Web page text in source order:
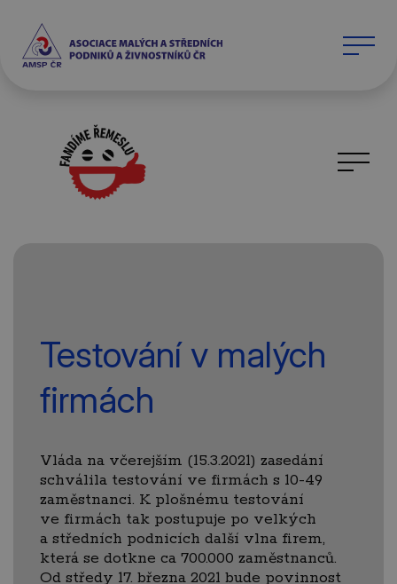
Testování v malých
firmách
Vláda na včerejším (15.3.2021) zasedání
schválila testování ve firmách s 10-49
zaměstnanci. K plošnému testování
ve firmách tak postupuje po velkých
a středních podnicích další vlna firem,
která se dotkne ca 700.000 zaměstnanců.
Od středy 17. března 2021 bude povinnost